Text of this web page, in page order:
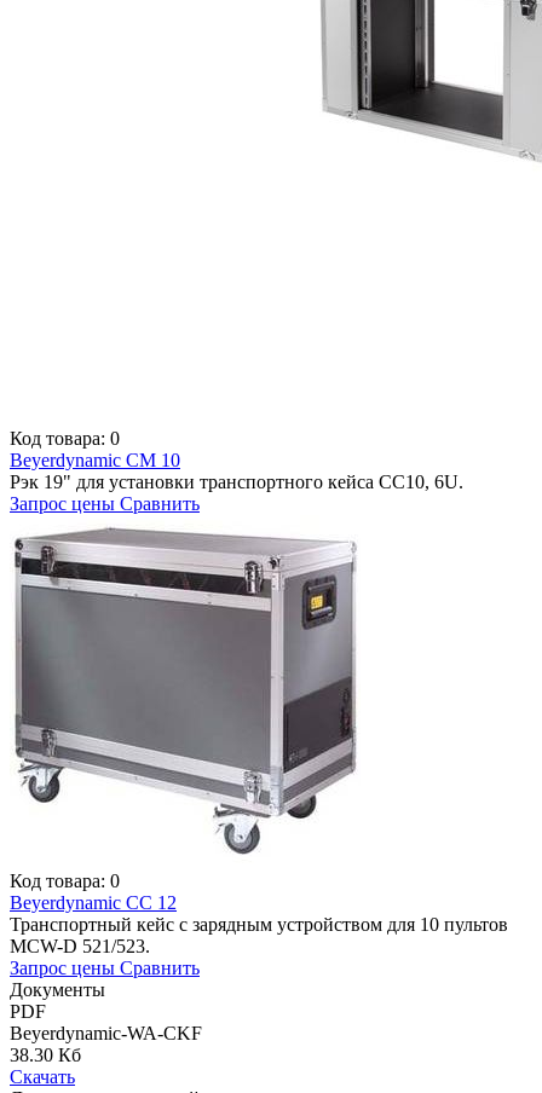
Код товара: 0
Beyerdynamic CM 10
Рэк 19" для установки транспортного кейса СС10, 6U.
Запрос цены Сравнить
Код товара: 0
Beyerdynamic CC 12
Транспортный кейс с зарядным устройством для 10 пультов
MCW-D 521/523.
Запрос цены Сравнить
Документы
PDF
Beyerdynamic-WA-CKF
38.30 Кб
Скачать